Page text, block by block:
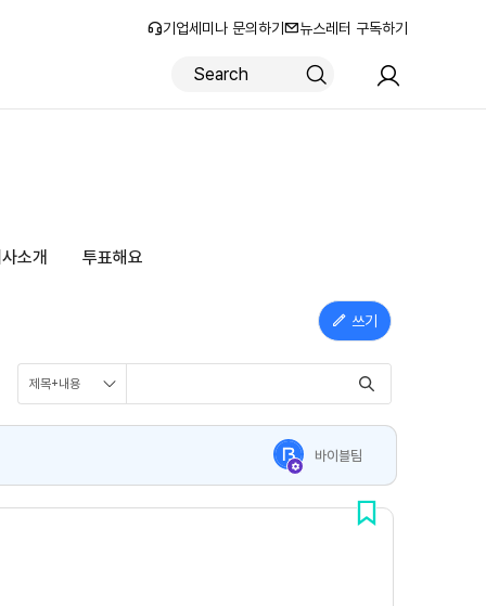
기업세미나 문의하기 뉴스레터 구독하기
소개 투표해요
쓰기
바이블팀